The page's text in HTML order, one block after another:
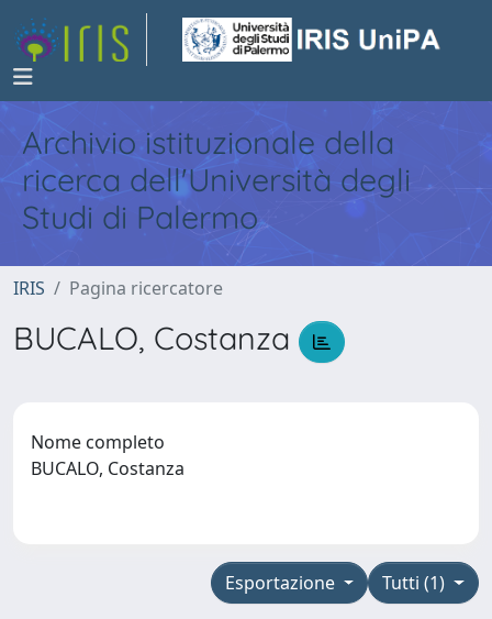
Archivio istituzionale della
ricerca dell'Università degli
Studi di Palermo
IRIS Pagina ricercatore
BUCALO, Costanza
Nome completo
BUCALO, Costanza
Tutti (1)
Esportazione